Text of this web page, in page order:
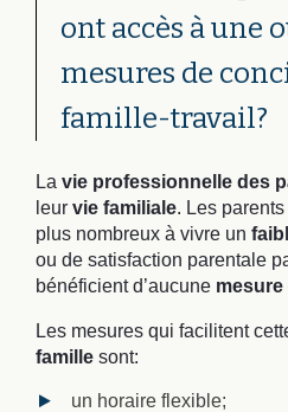
ont accès à une
mesures de
famille-travail?
La vie professionnelle des
leur vie familiale. Les
plus nombreux à vivre un
ou de satisfaction parentale
bénéficient d’aucune
Les mesures qui facilitent
famille sont:
un horaire flexible;